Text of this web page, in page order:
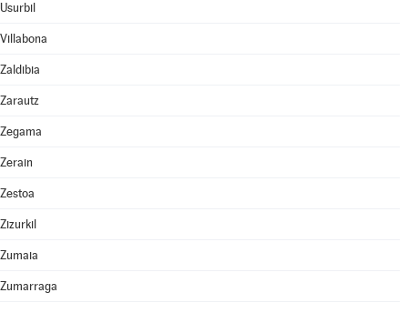
Usurbil
Villabona
Zaldibia
Zarautz
Zegama
Zerain
Zestoa
Zizurkil
Zumaia
Zumarraga